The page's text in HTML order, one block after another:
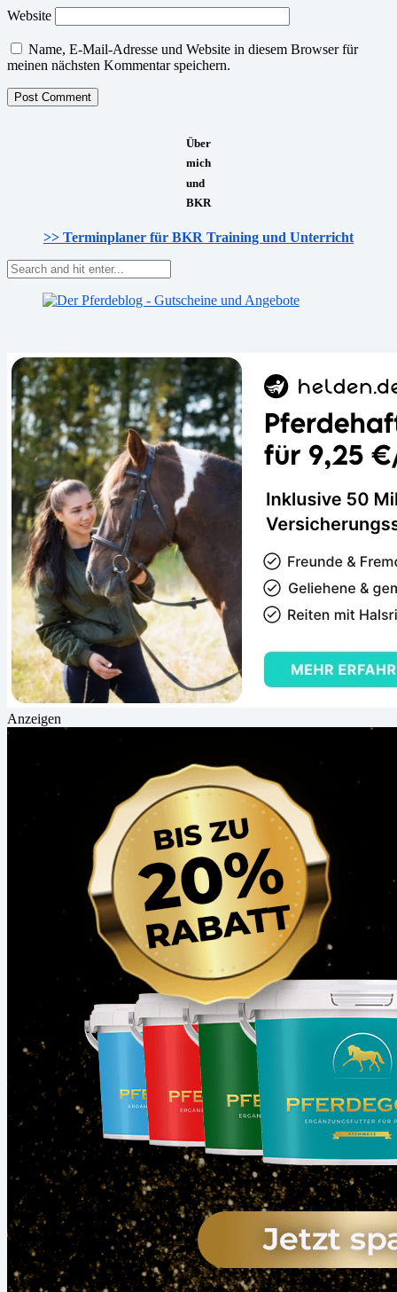
Website
Name, E-Mail-Adresse und Website in diesem Browser für
meinen nächsten Kommentar speichern.
Über
mich
und
BKR
>> Terminplaner für BKR Training und Unterricht
Anzeigen